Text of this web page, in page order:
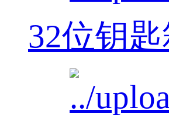
32位钥